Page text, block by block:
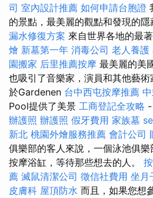
司 室內設計推薦 如何申請台胞證
的景點，最美麗的觀點和發現的隱
漏水修復方案 來自世界各地的最
燴 新墓第一年 消毒公司 老人養護
園搬家 后里推薦按摩 最美麗的美
也吸引了音樂家，演員和其他藝
於Gardenen 台中西屯按摩推薦
Pool提供了美景 工商登記全攻略
辦護照 辦護照 假牙費用 家族墓
新北 桃園外燴服務推薦 會計公司
俱樂部的客人來說，一個泳池俱
按摩浴缸，等待那些想去的人。
薦 滅鼠清潔公司 徵信社費用 坐月
皮膚科 屋頂防水 而且，如果您想